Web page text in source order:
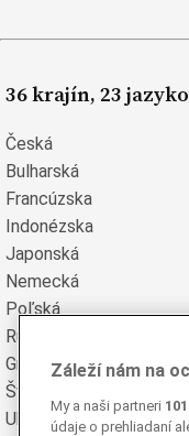
36 krajín, 23
Česká
Bulharská
Francúzska
Indonézska
Japonská
Nemecká
Poľská
Rumunská
Grécka
Švédska
Ukrajinská
Záleží nám na
My a naši partneri
údaje o prehliadaní